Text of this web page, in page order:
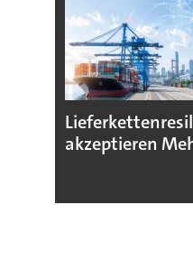
akzeptieren